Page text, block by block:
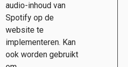
audio-inhoud van
Spotify op de
website te
implementeren. Kan
ook worden gebruikt